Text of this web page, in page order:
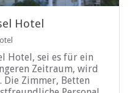
Hotel
Hotel, sei es für ein
Zeitraum, wird
Die Zimmer, Betten